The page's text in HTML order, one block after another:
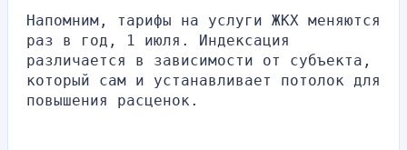
Напомним, тарифы на услуги ЖКХ меняются
раз в год, 1 июля. Индексация
различается в зависимости от субъекта,
который сам и устанавливает потолок для
повышения расценок.